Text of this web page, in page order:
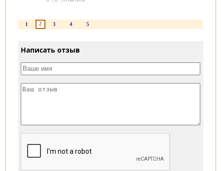
1 2 3 4 5
Написать отзыв